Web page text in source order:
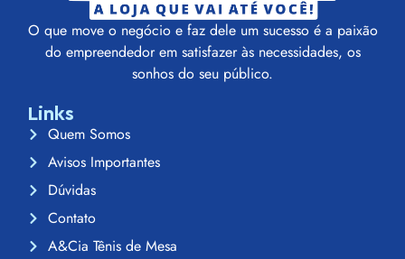
O que move o negócio e faz dele um sucesso é a paixão
do empreendedor em satisfazer às necessidades, os
sonhos do seu público.
Links
Quem Somos
Avisos Importantes
Dúvidas
Contato
A&Cia Tênis de Mesa